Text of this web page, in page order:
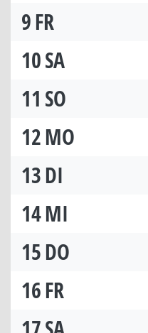
9FR
10SA
11 SO
12MO
13DI
14MI
15DO
16FR